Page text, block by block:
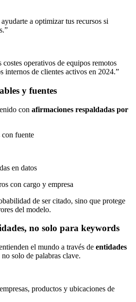
a optimizar tus recursos si
operativos de equipos remotos
internos de clientes activos en 2024.”
y fuentes
con afirmaciones respaldadas por
con fuente
en datos
con cargo y empresa
de ser citado, sino que protege
del modelo.
no solo para keywords
el mundo a través de entidades
no solo de palabras clave.
productos y ubicaciones de